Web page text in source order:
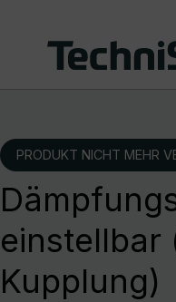
PRODUKT NICHT MEHR
einstellbar
Kupplung)